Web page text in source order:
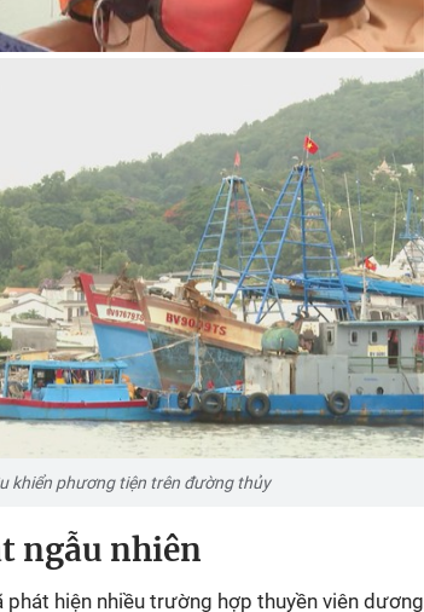
khiển phương tiện trên đường thủy
ngẫu nhiên
hiện nhiều trường hợp thuyền viên dương